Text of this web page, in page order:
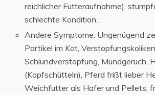
reichlicher Futteraufnahme),
schlechte Kondition…
Andere Symptome: Ungenügend
Partikel im Kot,
Schlundverstopfung, Mundgeruch,
(Kopfschütteln), Pferd frißt lieber
Weichfutter als Hafer und Pellets,